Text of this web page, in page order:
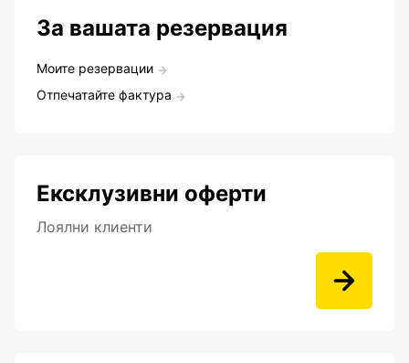
За вашата резервация
Моите резервации
Отпечатайте фактура
Ексклузивни оферти
Лоялни клиенти